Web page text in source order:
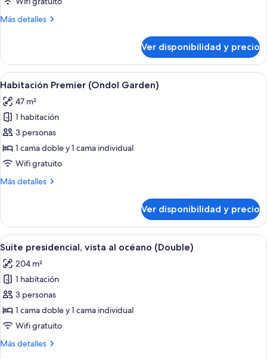
2
(Family
Ocean)
Más detalles
Más
Premier
con
2
individuales
(Family
Ocean)
Ver disponibilidad y precio
Ver
todas
las
fotos
de
Habitación
Premier
Garden)
Habitación de hotel con dos camas,
1
Habitación Premier (Ondol Garden)
47 m²
1 habitación
3 personas
1 cama doble y 1 cama individual
Wifi gratuito
Más detalles
Más
Premier
(Ondol
Garden)
Ver disponibilidad y precio
Ver
todas
las
fotos
de
Suite
presidencial,
al
Habitación de hotel con dos camas,
2
Suite presidencial, vista al océano (Double)
204 m²
1 habitación
3 personas
1 cama doble y 1 cama individual
Wifi gratuito
Más detalles
Más